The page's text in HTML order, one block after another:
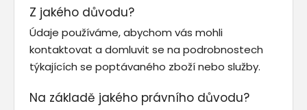
Z jakého důvodu?
Údaje používáme, abychom vás mohli
kontaktovat a domluvit se na podrobnostech
týkajících se poptávaného zboží nebo služby.
Na základě jakého právního důvodu?